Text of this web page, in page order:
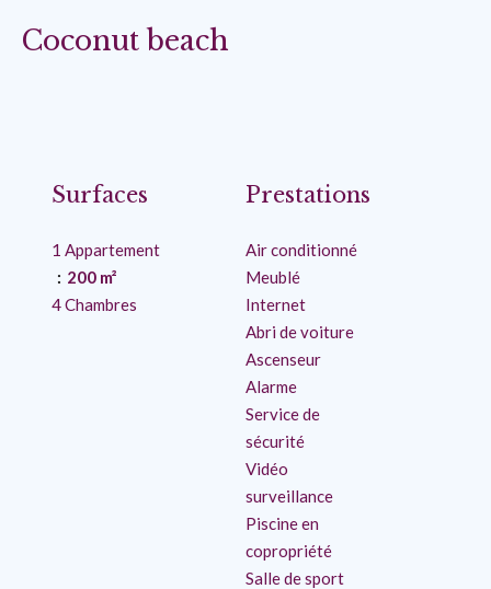
Coconut beach
Surfaces
1 Appartement
200 m²
4 Chambres
Prestations
Air conditionné
Meublé
Internet
Abri de voiture
Ascenseur
Alarme
Service de
sécurité
Vidéo
surveillance
Piscine en
copropriété
Salle de sport